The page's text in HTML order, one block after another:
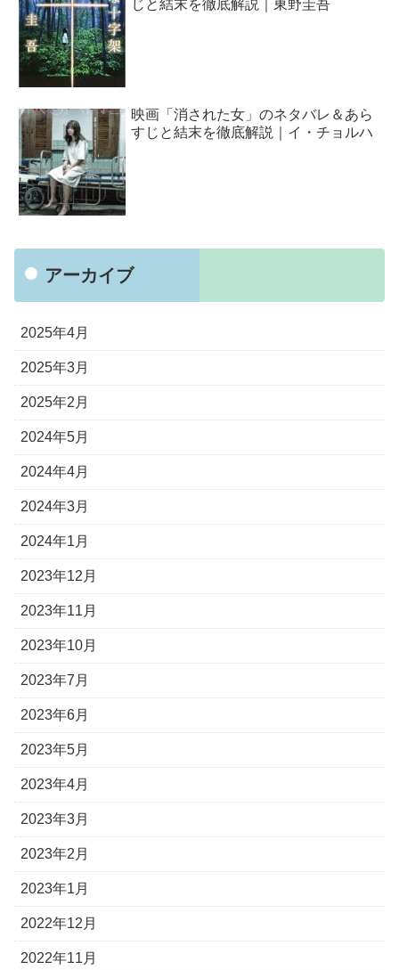
じと結末を徹底解説｜東野圭吾
映画「消された女」のネタバレ＆あら
すじと結末を徹底解説｜イ・チョルハ
アーカイブ
2025年4月
2025年3月
2025年2月
2024年5月
2024年4月
2024年3月
2024年1月
2023年12月
2023年11月
2023年10月
2023年7月
2023年6月
2023年5月
2023年4月
2023年3月
2023年2月
2023年1月
2022年12月
2022年11月